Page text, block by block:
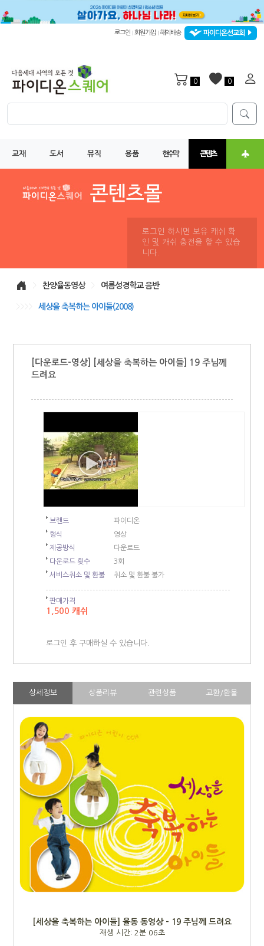
로그인 회원가입 해외배송 파이디온선교회
0 0
교재 도서 뮤직 용품 현수막 콘텐츠
로그인 하시면 보유 캐쉬 확
인 및 캐쉬 충전을 할 수 있습
니다.
찬양율동영상 여름성경학교 음반
세상을 축복하는 아이들(2008)
[다운로드-영상] [세상을 축복하는 아이들] 19 주님께
드려요
브랜드
파이디온
형식
영상
제공방식
다운로드
다운로드 횟수
3회
서비스취소 및 환불
취소 및 환불 불가
판매가격
1,500 캐쉬
로그인 후 구매하실 수 있습니다.
상세정보 상품리뷰 관련상품 교환/환불
[세상을 축복하는 아이들] 율동 동영상 - 19 주님께 드려요
재생 시간: 2분 06초